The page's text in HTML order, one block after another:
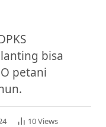
bisa
petani
10Views